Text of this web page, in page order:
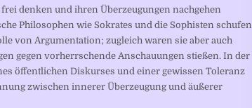
denken und ihren Überzeugungen nachgehen
Philosophen wie Sokrates und die Sophisten schufen
von Argumentation; zugleich waren sie aber auch
gegen vorherrschende Anschauungen stießen. In der
öffentlichen Diskurses und einer gewissen Toleranz
zwischen innerer Überzeugung und äußerer